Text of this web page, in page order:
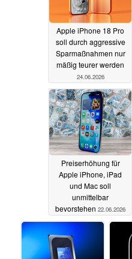
Apple iPhone 18 Pro
soll durch aggressive
Sparmaßnahmen nur
mäßig teurer werden
24.06.2026
Preiserhöhung für
Apple iPhone, iPad
und Mac soll
unmittelbar
bevorstehen 22.06.2026